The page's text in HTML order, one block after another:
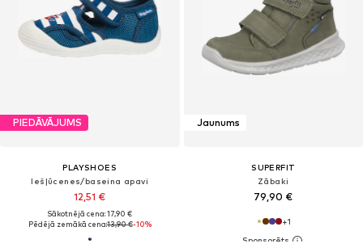
PIEDĀVĀJUMS
PLAYSHOES
Iešļūcenes/baseina apavi
12,51 €
Sākotnējā cena: 17,90 €
Pēdējā zemākā cena:13,90 €-10%
Jaunums
SUPERFIT
Zābaki
79,90 €
+1